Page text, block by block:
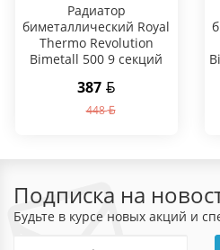
Радиатор
биметаллический Royal
Thermo Revolution
Bimetall 500 9 секций
387
448
Подписка на
Будьте в курсе новых акций и